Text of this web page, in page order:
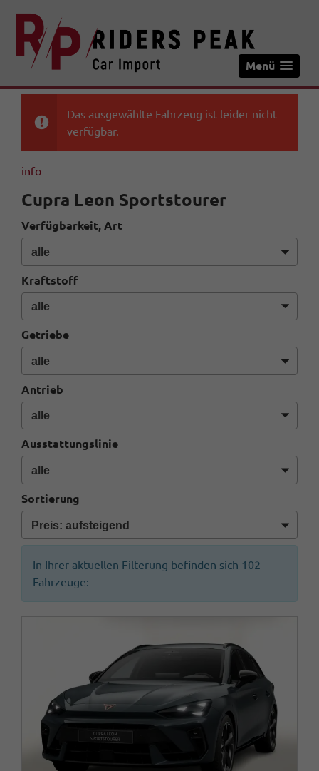
Menü
Das ausgewählte Fahrzeug ist leider nicht
verfügbar.
info
Cupra Leon Sportstourer
Verfügbarkeit, Art
Kraftstoff
Getriebe
Antrieb
Ausstattungslinie
Sortierung
In Ihrer aktuellen Filterung befinden sich 102
Fahrzeuge: